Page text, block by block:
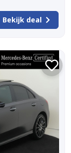
Bekijk deal